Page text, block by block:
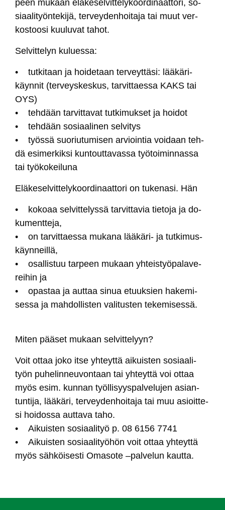
peen mu­kaan elä­ke­sel­vit­te­ly­koor­di­naat­to­ri, so­
siaa­li­työn­te­ki­jä, ter­vey­den­hoi­ta­ja tai muut ver­
kos­too­si kuu­lu­vat ta­hot.
Sel­vit­te­lyn ku­lues­sa:
• tut­ki­taan ja hoi­de­taan ter­veyt­tä­si: lää­kä­ri­
käyn­nit (ter­veys­kes­kus, tar­vit­taes­sa KAKS tai
OYS)
• teh­dään tar­vit­ta­vat tut­ki­muk­set ja hoi­dot
• teh­dään so­siaa­li­nen sel­vi­tys
• työs­sä suo­riu­tu­mi­sen ar­vioin­tia voi­daan teh­
dä esi­mer­kik­si kun­tout­ta­vas­sa työ­toi­min­nas­sa
tai työ­ko­kei­lu­na
Elä­ke­sel­vit­te­ly­koor­di­naat­to­ri on tu­ke­na­si. Hän
• ko­koaa sel­vit­te­lys­sä tar­vit­ta­via tie­to­ja ja do­
ku­ment­te­ja,
• on tar­vit­taes­sa mu­ka­na lää­kä­ri- ja tut­ki­mus­
käyn­neil­lä,
• osal­lis­tuu tar­peen mu­kaan yh­teis­työ­pa­la­ve­
rei­hin ja
• opas­taa ja aut­taa si­nua etuuk­sien ha­ke­mi­
ses­sa ja mah­dol­lis­ten va­li­tus­ten te­ke­mi­ses­sä.
Mi­ten pää­set mu­kaan sel­vit­te­lyyn?
Voit ot­taa jo­ko it­se yh­teyt­tä ai­kuis­ten so­siaa­li­
työn pu­he­lin­neu­von­taan tai yh­teyt­tä voi ot­taa
myös esim. kun­nan työl­li­syys­pal­ve­lu­jen asian­
tun­ti­ja, lää­kä­ri, ter­vey­den­hoi­ta­ja tai muu asioit­te­
si hoi­dos­sa aut­ta­va ta­ho.
• Ai­kuis­ten so­siaa­li­työ p. 08 6156 7741
• Ai­kuis­ten so­siaa­li­työ­hön voit ot­taa yh­teyt­tä
myös säh­köi­ses­ti Oma­so­te –pal­ve­lun kaut­ta.